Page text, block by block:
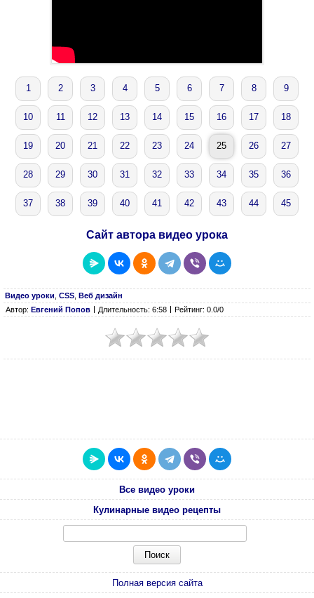
1 2 3 4 5 6 7 8 9
10 11 12 13 14 15 16 17 18
19 20 21 22 23 24 25 26 27
28 29 30 31 32 33 34 35 36
37 38 39 40 41 42 43 44 45
Сайт автора видео урока
Видео уроки CSS Веб дизайн
Автор: Евгений Попов Длительность: 6:58 Рейтинг: 0.0/0
Все видео уроки
Кулинарные видео рецепты
Полная версия сайта